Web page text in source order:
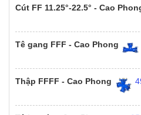
Cút FF 11.25°-22.5° - Cao
Tê gang FFF - Cao Phong
Thập FFFF - Cao Phong